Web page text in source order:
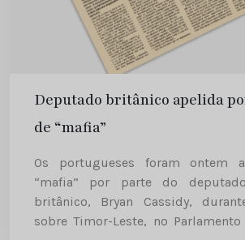
Deputado britânico apelida
de “mafia”
Os portugueses foram ontem
“mafia” por parte do
britânico, Bryan Cassidy,
sobre Timor-Leste, no Parlamento